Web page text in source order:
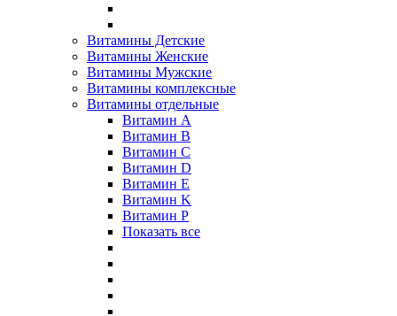
Витамины Детские
Витамины Женские
Витамины Мужские
Витамины комплексные
Витамины отдельные
Витамин A
Витамин B
Витамин C
Витамин D
Витамин E
Витамин K
Витамин P
Показать все